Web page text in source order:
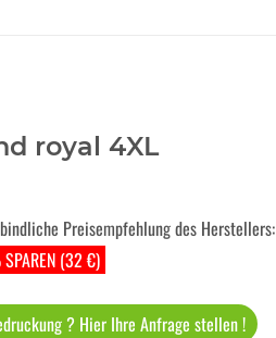
royal 4XL
(32 €)
Preisempfehlung des Herstellers:
? Hier Ihre Anfrage stellen !